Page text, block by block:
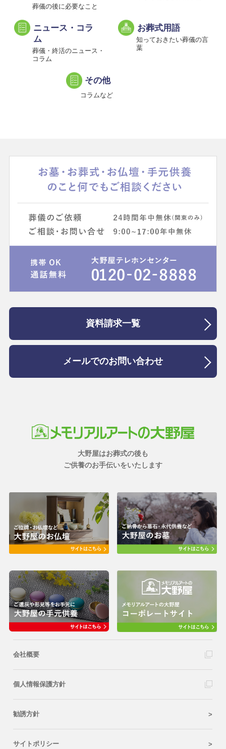
葬儀の後に必要なこと
ニュース・コラ
ム
葬儀・終活のニュース・
コラム
お葬式用語
知っておきたい葬儀の言
葉
その他
コラムなど
資料請求一覧
メールでのお問い合わせ
大野屋はお葬式の後も
ご供養のお手伝いをいたします
会社概要
個人情報保護方針
勧誘方針
サイトポリシー